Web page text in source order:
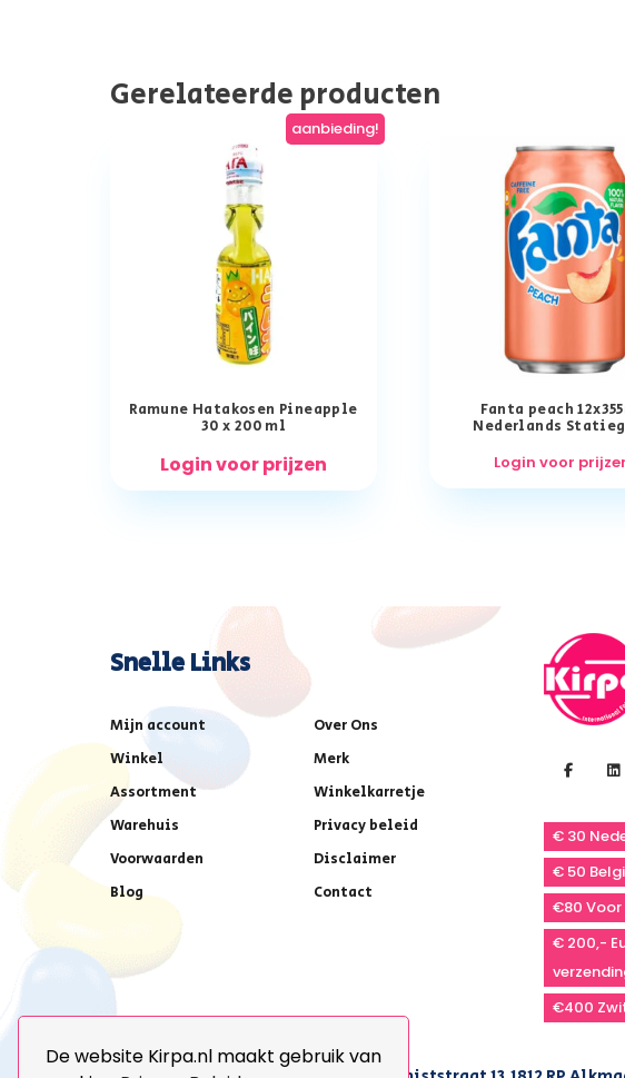
De website Kirpa.nl maakt gebruik van
Gerelateerde producten
aanbieding!
Ramune Hatakosen Pineapple
30 x 200 ml
Login voor prijzen
Fanta peach
Nederlands
Login voor
Snelle Links
Mijn account
Over Ons
Winkel
Merk
Assortment
Winkelkarretje
Warehuis
Privacy beleid
Voorwaarden
Disclaimer
Blog
Contact
€ 30
€ 50
€80
€ 200,-
€400